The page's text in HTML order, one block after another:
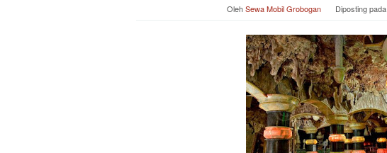
OlehSewa Mobil Grobogan Diposting pada